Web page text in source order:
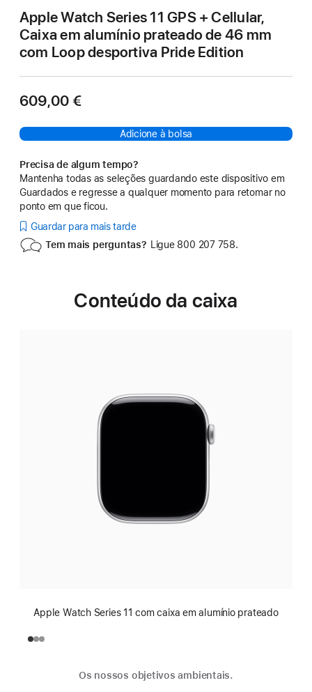
Apple Watch Series 11 GPS + Cellular,
Caixa em alumínio prateado de 46 mm
com Loop desportiva Pride Edition
609,00 €
Adicione à bolsa
Precisa de algum tempo?
Mantenha todas as seleções guardando este dispositivo em
Guardados e regresse a qualquer momento para retomar no
ponto em que ficou.
Guardar para mais tarde
Tem mais perguntas?
Ligue 800 207 758.
Conteúdo da caixa
Apple Watch Series 11 com caixa em alumínio prateado
Os nossos objetivos ambientais.